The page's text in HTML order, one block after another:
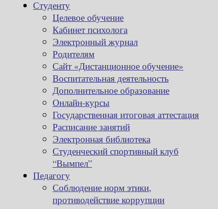
Студенту
Целевое обучение
Кабинет психолога
Электронный журнал
Родителям
Сайт «Дистанционное обучение»
Воспитательная деятельность
Дополнительное образование
Онлайн-курсы
Государственная итоговая аттестация
Расписание занятий
Электронная библиотека
Студенческий спортивный клуб
“Вымпел”
Педагогу
Соблюдение норм этики,
противодействие коррупции